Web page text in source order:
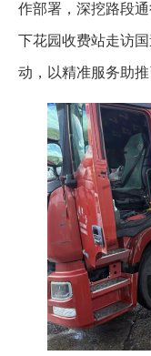
作部署，深挖路段
下花园收费站走访
动，以精准服务助